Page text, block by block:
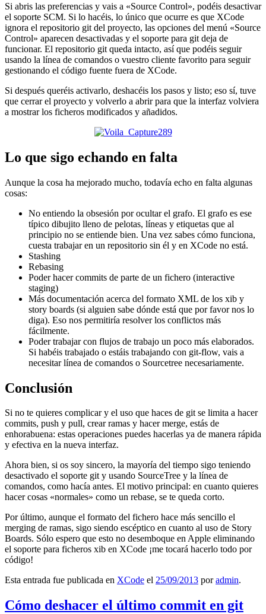
Si abris las preferencias y vais a «Source Control», podéis desactivar
el soporte SCM. Si lo hacéis, lo único que ocurre es que XCode
ignora el repositorio git del proyecto, las opciones del menú «Source
Control» aparecen desactivadas y el soporte para git deja de
funcionar. El repositorio git queda intacto, así que podéis seguir
usando la línea de comandos o vuestro cliente favorito para seguir
gestionando el código fuente fuera de XCode.
Si después queréis activarlo, deshacéis los pasos y listo; eso sí, tuve
que cerrar el proyecto y volverlo a abrir para que la interfaz volviera
a mostrar los ficheros modificados y añadidos.
Lo que sigo echando en falta
Aunque la cosa ha mejorado mucho, todavía echo en falta algunas
cosas:
No entiendo la obsesión por ocultar el grafo. El grafo es ese
típico dibujito lleno de pelotas, líneas y etiquetas que al
principio no se entiende bien. Una vez sabes cómo funciona,
cuesta trabajar en un repositorio sin él y en XCode no está.
Stashing
Rebasing
Poder hacer commits de parte de un fichero (interactive
staging)
Más documentación acerca del formato XML de los xib y
story boards (si alguien sabe dónde está que por favor nos lo
diga). Eso nos permitiría resolver los conflictos más
fácilmente.
Poder trabajar con flujos de trabajo un poco más elaborados.
Si habéis trabajado o estáis trabajando con git-flow, vais a
necesitar línea de comandos o Sourcetree necesariamente.
Conclusión
Si no te quieres complicar y el uso que haces de git se limita a hacer
commits, push y pull, crear ramas y hacer merge, estás de
enhorabuena: estas operaciones puedes hacerlas ya de manera rápida
y efectiva en la nueva interfaz.
Ahora bien, si os soy sincero, la mayoría del tiempo sigo teniendo
desactivado el soporte git y usando SourceTree y la línea de
comandos, como hacía antes. El motivo principal: en cuanto quieres
hacer cosas «normales» como un rebase, se te queda corto.
Por último, aunque el formato del fichero hace más sencillo el
merging de ramas, sigo siendo escéptico en cuanto al uso de Story
Boards. Sólo espero que esto no desemboque en Apple eliminando
el soporte para ficheros xib en XCode ¡me tocará hacerlo todo por
código!
Esta entrada fue publicada en XCode el 25/09/2013 poradmin.
Cómo deshacer el último commit en git